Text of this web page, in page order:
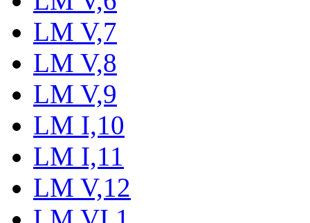
LM V,7
LM V,8
LM V,9
LM I,10
LM I,11
LM V,12